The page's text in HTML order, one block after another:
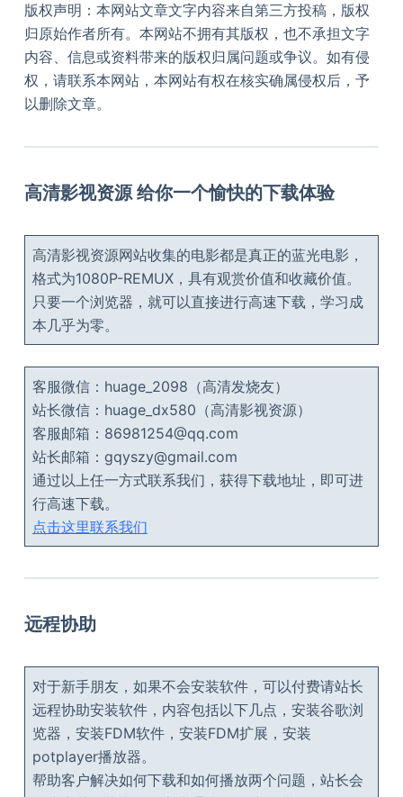
版权声明：本网站文章文字内容来自第三方投稿，版权
归原始作者所有。本网站不拥有其版权，也不承担文字
内容、信息或资料带来的版权归属问题或争议。如有侵
权，请联系本网站，本网站有权在核实确属侵权后，予
以删除文章。
高清影视资源 给你一个愉快的下载体验
高清影视资源网站收集的电影都是真正的蓝光电影，
格式为1080P-REMUX，具有观赏价值和收藏价值。
只要一个浏览器，就可以直接进行高速下载，学习成
本几乎为零。
客服微信：huage_2098（高清发烧友）
站长微信：huage_dx580（高清影视资源）
客服邮箱：86981254@qq.com
站长邮箱：gqyszy@gmail.com
通过以上任一方式联系我们，获得下载地址，即可进
行高速下载。
点击这里联系我们
远程协助
对于新手朋友，如果不会安装软件，可以付费请站长
远程协助安装软件，内容包括以下几点，安装谷歌浏
览器，安装FDM软件，安装FDM扩展，安装
potplayer播放器。
帮助客户解决如何下载和如何播放两个问题，站长会